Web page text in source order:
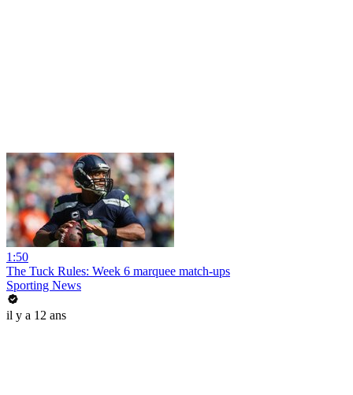
1:50
The Tuck Rules: Week 6 marquee match-ups
Sporting News
il y a 12 ans